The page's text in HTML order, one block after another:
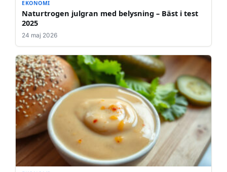
EKONOMI
Naturtrogen julgran med belysning – Bäst i test
2025
24 maj 2026